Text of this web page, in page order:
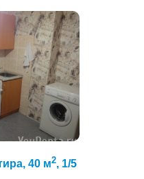
40 м2, 1/5